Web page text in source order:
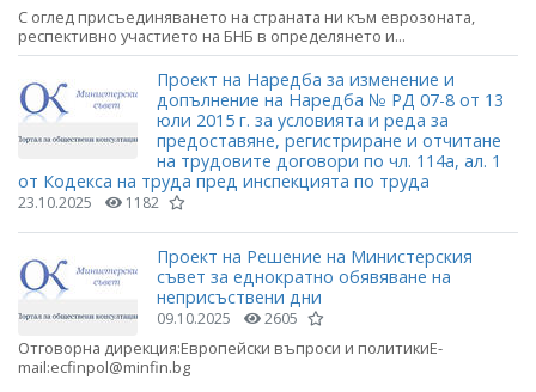
С оглед присъединяването на страната ни към еврозоната,
респективно участието на БНБ в определянето и...
Проект на Наредба за изменение и
допълнение на Наредба № РД 07-8 от 13
юли 2015 г. за условията и реда за
предоставяне, регистриране и отчитане
на трудовите договори по чл. 114а, ал. 1
от Кодекса на труда пред инспекцията по труда
23.10.2025 1182
Проект на Решение на Министерския
съвет за еднократно обявяване на
неприсъствени дни
09.10.2025 2605
Отговорна дирекция:Европейски въпроси и политикиE-
mail:ecfinpol@minfin.bg